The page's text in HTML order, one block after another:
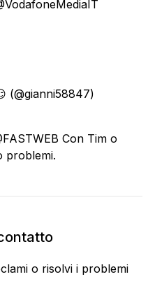
(@gianni58847)
Con Tim o
problemi.
o risolvi i problemi